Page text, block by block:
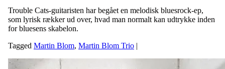
Trouble Cats-guitaristen har begået en melodisk bluesrock-ep,
som lyrisk rækker ud over, hvad man normalt kan udtrykke inden
for bluesens skabelon.
Tagged Martin Blom, Martin Blom Trio |